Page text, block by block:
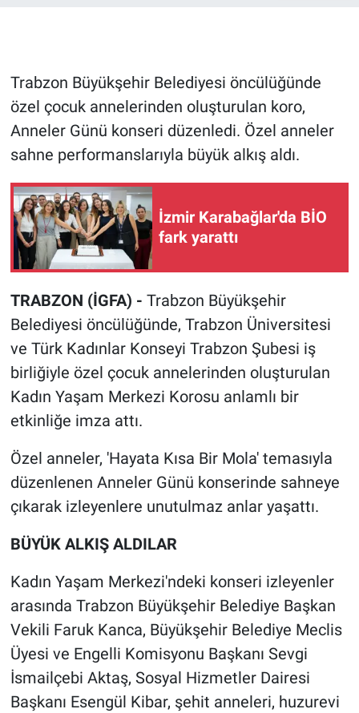
Trabzon Büyükşehir Belediyesi öncülüğünde
özel çocuk annelerinden oluşturulan koro,
Anneler Günü konseri düzenledi. Özel anneler
sahne performanslarıyla büyük alkış aldı.
İzmir Karabağlar'da BİO
fark yarattı
TRABZON (İGFA) - Trabzon Büyükşehir
Belediyesi öncülüğünde, Trabzon Üniversitesi
ve Türk Kadınlar Konseyi Trabzon Şubesi iş
birliğiyle özel çocuk annelerinden oluşturulan
Kadın Yaşam Merkezi Korosu anlamlı bir
etkinliğe imza attı.
Özel anneler, 'Hayata Kısa Bir Mola' temasıyla
düzenlenen Anneler Günü konserinde sahneye
çıkarak izleyenlere unutulmaz anlar yaşattı.
BÜYÜK ALKIŞ ALDILAR
Kadın Yaşam Merkezi'ndeki konseri izleyenler
arasında Trabzon Büyükşehir Belediye Başkan
Vekili Faruk Kanca, Büyükşehir Belediye Meclis
Üyesi ve Engelli Komisyonu Başkanı Sevgi
İsmailçebi Aktaş, Sosyal Hizmetler Dairesi
Başkanı Esengül Kibar, şehit anneleri, huzurevi